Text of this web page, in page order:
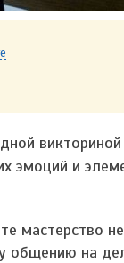
эмоций и
мастерство
общению на